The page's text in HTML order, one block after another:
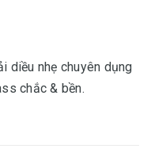
diều nhẹ chuyên dụng
chắc & bền.